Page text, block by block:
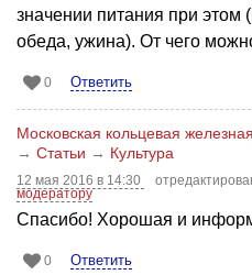
значении питания при этом
обеда, ужина). От чего
0 Ответить
Московская кольцевая
→ Статьи → Культура
12 мая 2016 в 14:30
модератору
Спасибо! Хорошая и
0 Ответить